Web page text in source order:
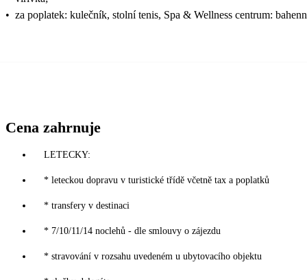
• za poplatek: kulečník, stolní tenis, Spa & Wellness centrum:
Cena zahrnuje
LETECKY:
* leteckou dopravu v turistické třídě včetně tax a poplatků
* transfery v destinaci
* 7/10/11/14 noclehů - dle smlouvy o zájezdu
* stravování v rozsahu uvedeném u ubytovacího objektu